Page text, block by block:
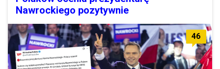
Nawrockiego pozytywnie
46